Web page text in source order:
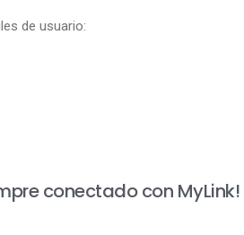
de usuario:
conectado con MyLink!